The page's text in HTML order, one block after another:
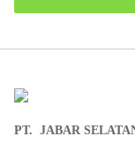
PT. JABAR